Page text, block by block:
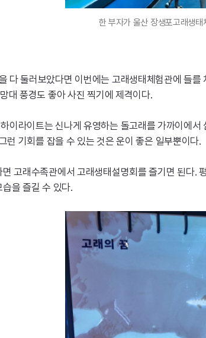
한 부자가 울산 장생포고래생
다 둘러보았다면 이번에는 고래생태체험관에 들
대 풍경도 좋아 사진 찍기에 제격이다.
이라이트는 신나게 유영하는 돌고래를 가까이에
런 기회를 잡을 수 있는 것은 운이 좋은 일부뿐이다.
고래수족관에서 고래생태설명회를 즐기면 된다.
을 즐길 수 있다.